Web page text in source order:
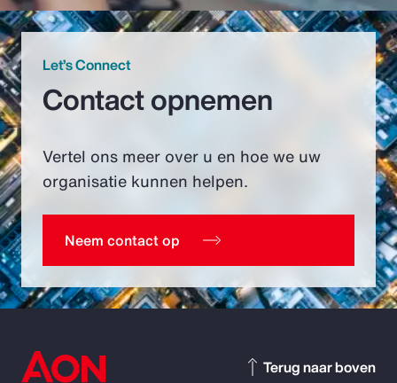
Let’s Connect
Contact opnemen
Vertel ons meer over u en hoe we uw
organisatie kunnen helpen.
Neem contact op
Terug naar boven